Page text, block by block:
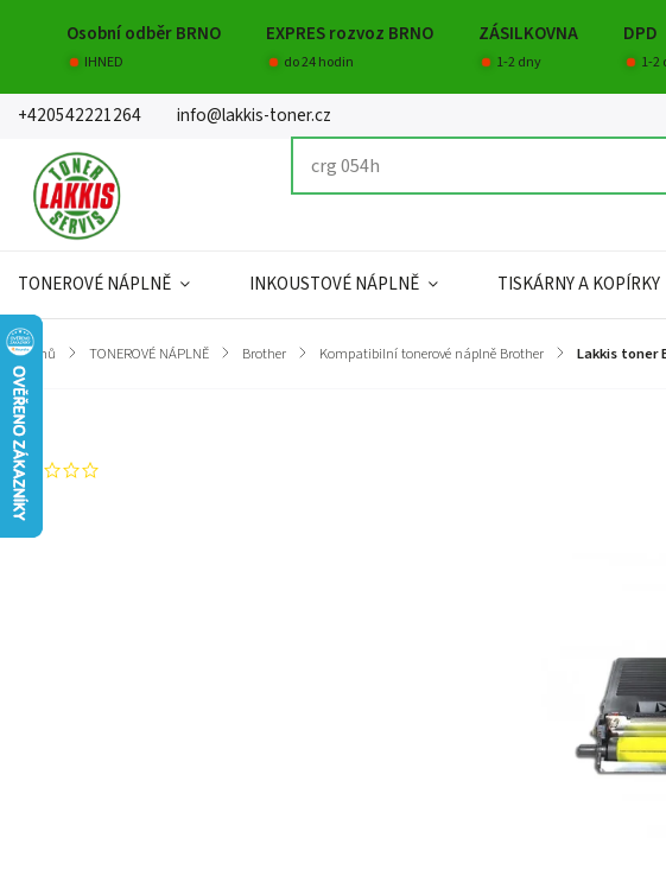
Osobní odběr BRNO EXPRES rozvoz BRNO ZÁSILKOVNA DPD
IHNED do 24 hodin 1-2 dny 1-2
+420542221264 info@lakkis-toner.cz
TONEROVÉ NÁPLNĚ INKOUSTOVÉ NÁPLNĚ TISKÁRNY A KOPÍRKY
Domů / TONEROVÉ NÁPLNĚ / Brother / Kompatibilní tonerové náplně Brother / Lakkis toner
Záruka
Značka: